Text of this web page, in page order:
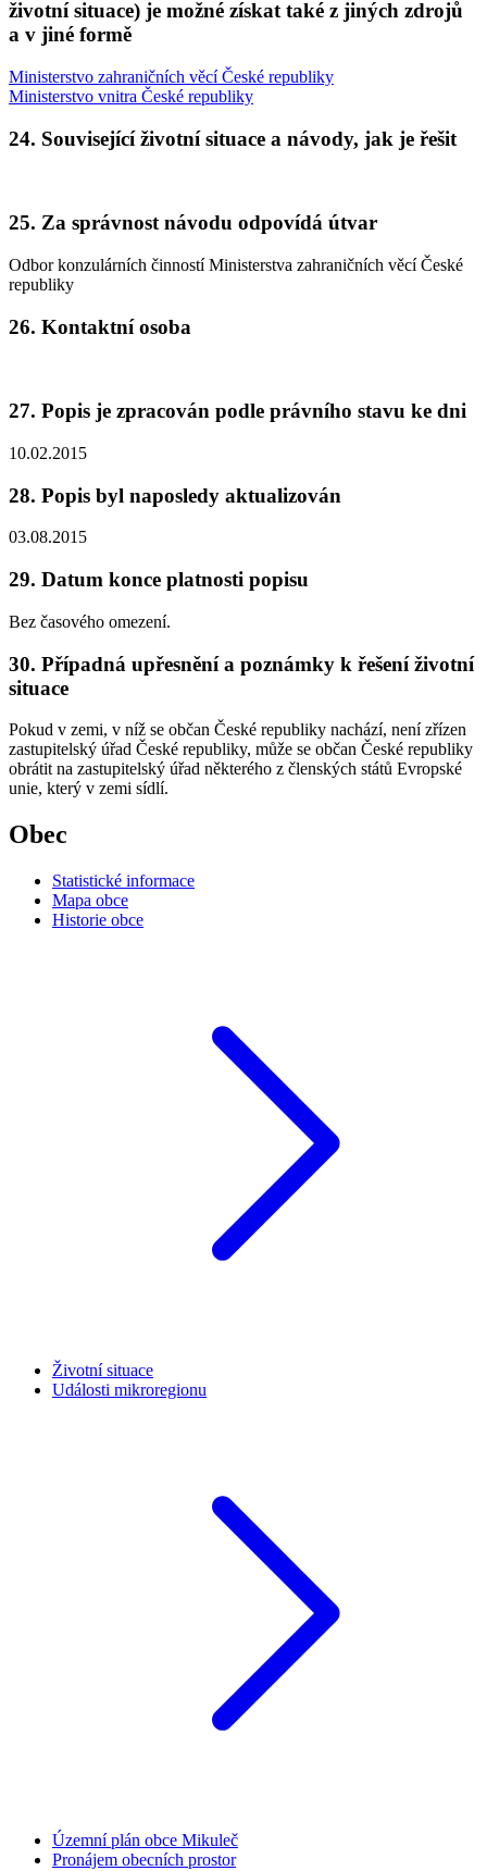
životní situace) je možné získat také z jiných zdrojů
a v jiné formě
Ministerstvo zahraničních věcí České republiky
Ministerstvo vnitra České republiky
24. Související životní situace a návody, jak je řešit
25. Za správnost návodu odpovídá útvar
Odbor konzulárních činností Ministerstva zahraničních věcí České
republiky
26. Kontaktní osoba
27. Popis je zpracován podle právního stavu ke dni
10.02.2015
28. Popis byl naposledy aktualizován
03.08.2015
29. Datum konce platnosti popisu
Bez časového omezení.
30. Případná upřesnění a poznámky k řešení životní
situace
Pokud v zemi, v níž se občan České republiky nachází, není zřízen
zastupitelský úřad České republiky, může se občan České republiky
obrátit na zastupitelský úřad některého z členských států Evropské
unie, který v zemi sídlí.
Obec
Statistické informace
Mapa obce
Historie obce
Životní situace
Události mikroregionu
Územní plán obce Mikuleč
Pronájem obecních prostor